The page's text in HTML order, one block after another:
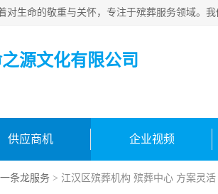
源文化有限公司
供应商机 企业视频
条龙服务 > 江汉区殡葬机构 殡葬中心 方案灵活